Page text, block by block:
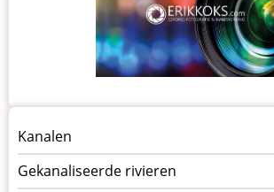
Menu
vaarwegen
Kanalen
Gekanaliseerde rivieren